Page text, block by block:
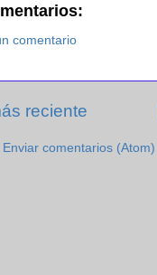
comentario
reciente
Enviar comentarios (Atom)